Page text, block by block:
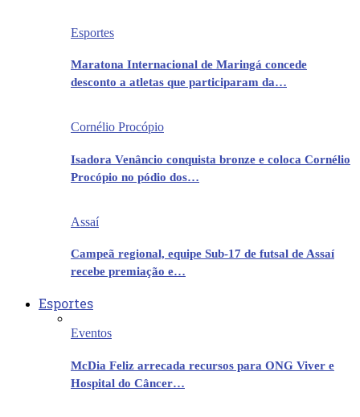
Esportes
Maratona Internacional de Maringá concede
desconto a atletas que participaram da…
Cornélio Procópio
Isadora Venâncio conquista bronze e coloca Cornélio
Procópio no pódio dos…
Assaí
Campeã regional, equipe Sub-17 de futsal de Assaí
recebe premiação e…
Esportes
Eventos
McDia Feliz arrecada recursos para ONG Viver e
Hospital do Câncer…